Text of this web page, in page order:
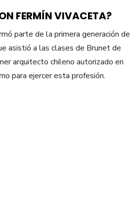
FERMÍN VIVACETA?
parte de la primera generación de
asistió a las clases de Brunet de
arquitecto chileno autorizado en
para ejercer esta profesión.